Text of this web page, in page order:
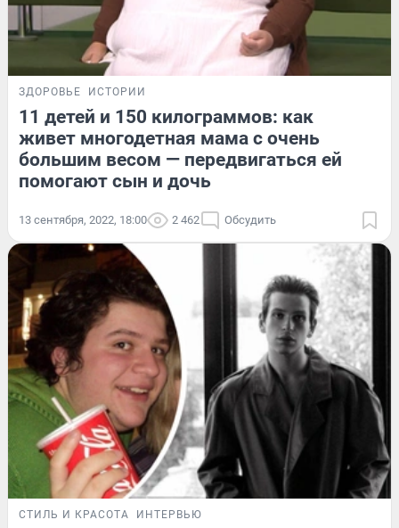
ЗДОРОВЬЕ ИСТОРИИ
11 детей и 150 килограммов: как
живет многодетная мама с очень
большим весом — передвигаться ей
помогают сын и дочь
13 сентября, 2022, 18:00 2 462 Обсудить
СТИЛЬ И КРАСОТА ИНТЕРВЬЮ